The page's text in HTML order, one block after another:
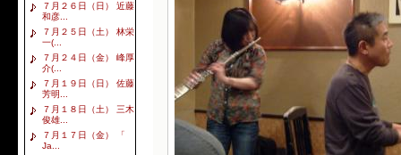
７月２６日（日） 近藤
和彦...
７月２５日（土） 林栄
一(...
７月２４日（金） 峰厚
介(...
７月１９日（日） 佐藤
芳明...
７月１８日（土） 三木
俊雄...
７月１７日（金） 「
Ja...